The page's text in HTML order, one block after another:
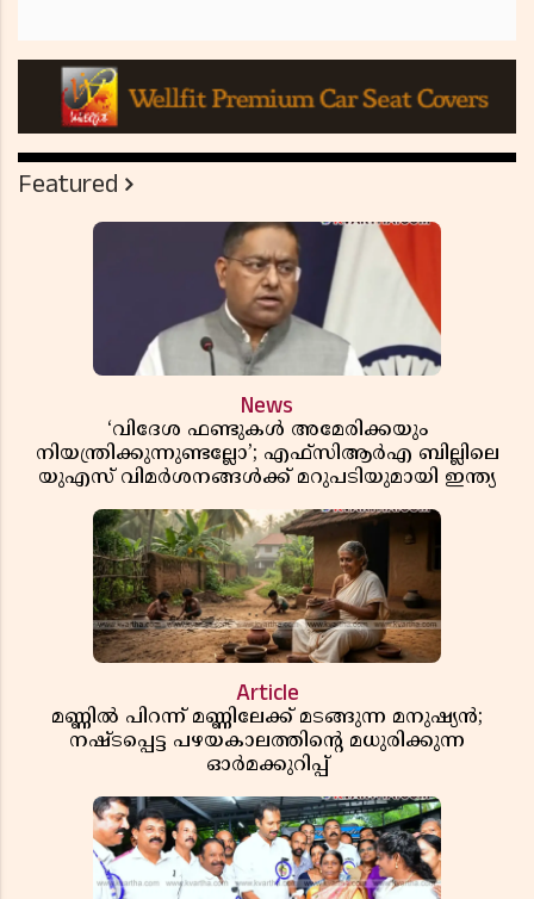
Featured
News
‘വിദേശ ഫണ്ടുകൾ അമേരിക്കയും
നിയന്ത്രിക്കുന്നുണ്ടല്ലോ’; എഫ്സിആർഎ ബില്ലിലെ
യുഎസ് വിമർശനങ്ങൾക്ക് മറുപടിയുമായി ഇന്ത്യ
Article
മണ്ണിൽ പിറന്ന് മണ്ണിലേക്ക് മടങ്ങുന്ന മനുഷ്യൻ;
നഷ്ടപ്പെട്ട പഴയകാലത്തിൻ്റെ മധുരിക്കുന്ന
ഓർമക്കുറിപ്പ്